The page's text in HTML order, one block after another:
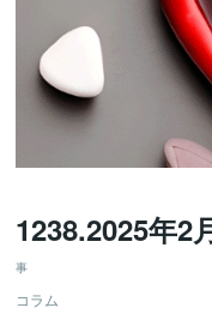
1238.2025年2
事
コラム